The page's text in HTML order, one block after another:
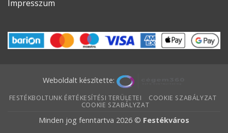
Impresszum
Weboldalt készítette:
FESTÉKBOLTUNK ÉRTÉKESÍTÉSI TERÜLETEI
COOKIE SZABÁLYZAT
COOKIE SZABÁLYZAT
Minden jog fenntartva 2026 © Festékváros